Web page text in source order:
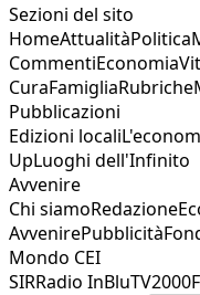
Sezioni del sito
HomeAttualitàPolitica
CommentiEconomia
CuraFamigliaRubriche
Pubblicazioni
Edizioni locali
UpLuoghi dell'Infinito
Avvenire
Chi siamoRedazione
AvvenirePubblicità
Mondo CEI
SIRRadio InBluTV2000